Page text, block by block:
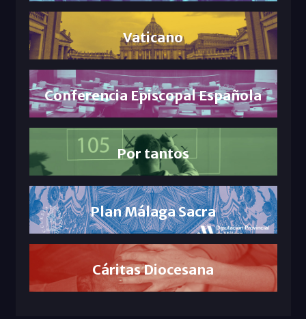
Vaticano
Conferencia Episcopal Española
Por tantos
Plan Málaga Sacra
Cáritas Diocesana